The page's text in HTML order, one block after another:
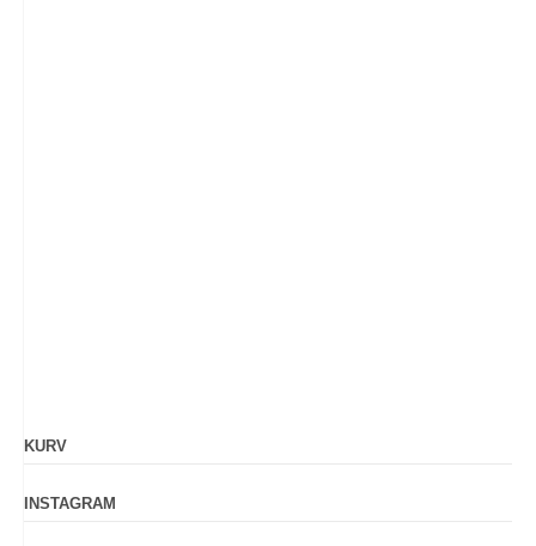
KURV
INSTAGRAM